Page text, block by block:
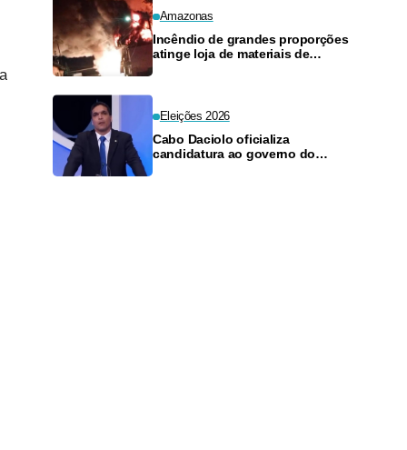
Amazonas
Incêndio de grandes proporções
atinge loja de materiais de
Eleições 2026
Cabo Daciolo oficializa
candidatura ao governo do